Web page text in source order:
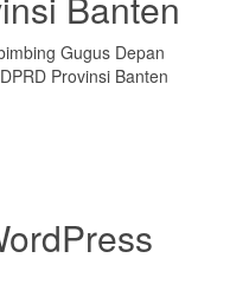
Gugus Depan
Provinsi Banten